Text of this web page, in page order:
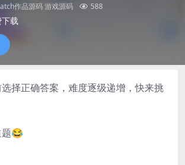
作品源码游戏源码 588
载
择正确答案，难度逐级递增，快来挑
题😂